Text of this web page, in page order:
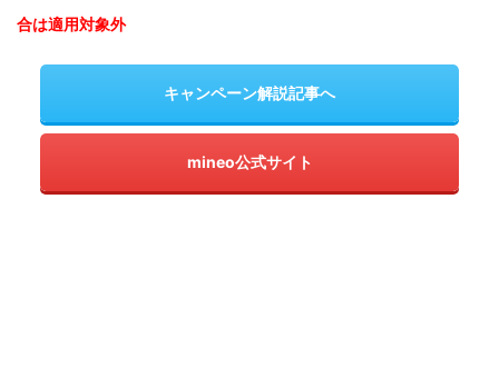
合は適用対象外
キャンペーン解説記事へ
mineo公式サイト